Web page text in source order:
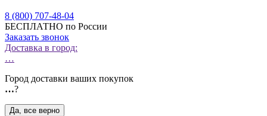
8 (800) 707-48-04
БЕСПЛАТНО по России
Заказать звонок
Доставка в город:
…
Город доставки ваших покупок
…?
Да, все верно